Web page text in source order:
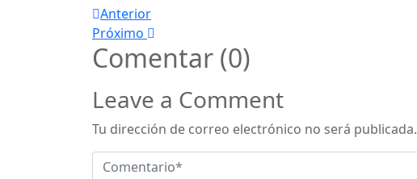
Navegación
de
entradas
Anterior
Próximo
Comentar (0)
Leave a Comment
Tu dirección de correo electrónico no será publicada.